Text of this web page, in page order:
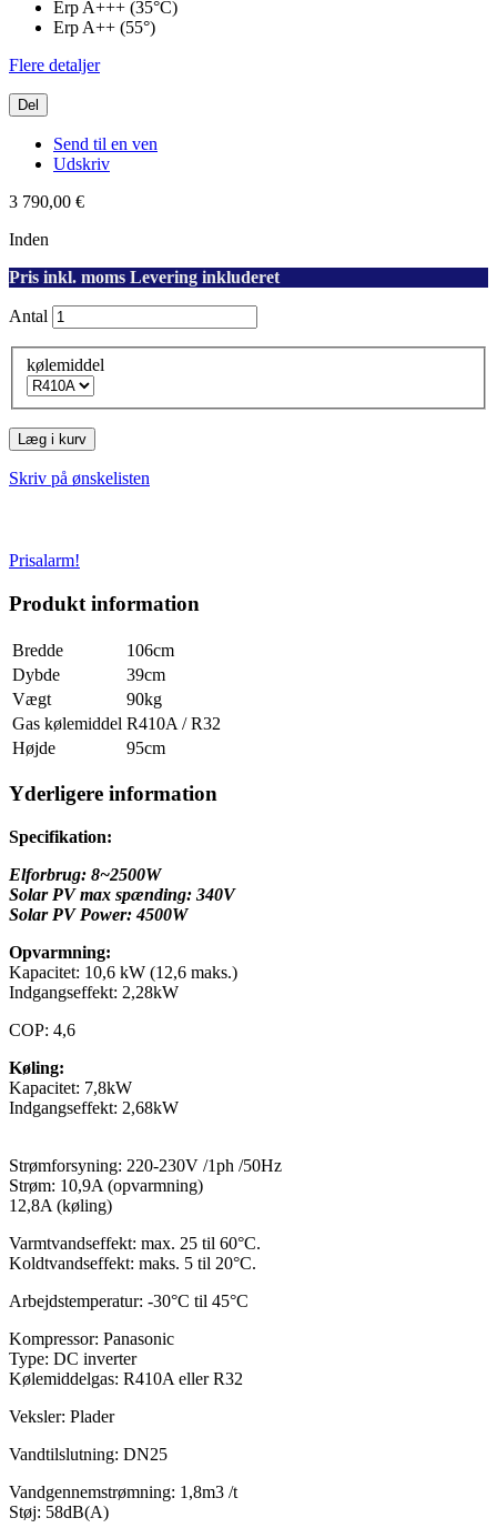
Erp A+++ (35°C)
Erp A++ (55°)
Flere detaljer
Del
Send til en ven
Udskriv
3 790,00 €
Inden
Pris inkl. moms Levering inkluderet
Antal
kølemiddel
Læg i kurv
Skriv på ønskelisten
Prisalarm!
Produkt information
Bredde
106cm
Dybde
39cm
Vægt
90kg
Gas kølemiddel R410A / R32
Højde
95cm
Yderligere information
Specifikation:
Elforbrug: 8~2500W
Solar PV max spænding: 340V
Solar PV Power: 4500W
Opvarmning:
Kapacitet: 10,6 kW (12,6 maks.)
Indgangseffekt: 2,28kW
COP: 4,6
Køling:
Kapacitet: 7,8kW
Indgangseffekt: 2,68kW
Strømforsyning: 220-230V /1ph /50Hz
Strøm: 10,9A (opvarmning)
12,8A (køling)
Varmtvandseffekt: max. 25 til 60°C.
Koldtvandseffekt: maks. 5 til 20°C.
Arbejdstemperatur: -30°C til 45°C
Kompressor: Panasonic
Type: DC inverter
Kølemiddelgas: R410A eller R32
Veksler: Plader
Vandtilslutning: DN25
Vandgennemstrømning: 1,8m3 /t
Støj: 58dB(A)